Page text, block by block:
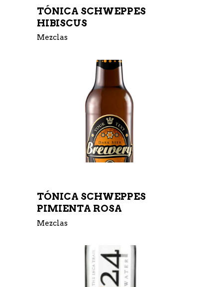
TÓNICA SCHWEPPES
HIBISCUS
Mezclas
TÓNICA SCHWEPPES
PIMIENTA ROSA
Mezclas